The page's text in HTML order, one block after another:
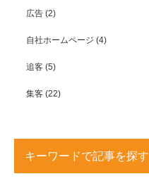
広告 (2)
自社ホームページ (4)
追客 (5)
集客 (22)
キーワードで記事を探す